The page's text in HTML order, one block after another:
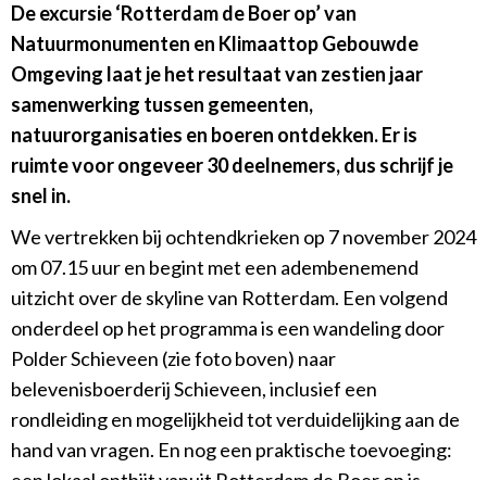
De excursie ‘Rotterdam de Boer op’ van
Natuurmonumenten en Klimaattop Gebouwde
Omgeving laat je het resultaat van zestien jaar
samenwerking tussen gemeenten,
natuurorganisaties en boeren ontdekken. Er is
ruimte voor ongeveer 30 deelnemers, dus schrijf je
snel in.
We vertrekken bij ochtendkrieken op 7 november 2024
om 07.15 uur en begint met een adembenemend
uitzicht over de skyline van Rotterdam. Een volgend
onderdeel op het programma is een wandeling door
Polder Schieveen (zie foto boven) naar
belevenisboerderij Schieveen, inclusief een
rondleiding en mogelijkheid tot verduidelijking aan de
hand van vragen. En nog een praktische toevoeging: